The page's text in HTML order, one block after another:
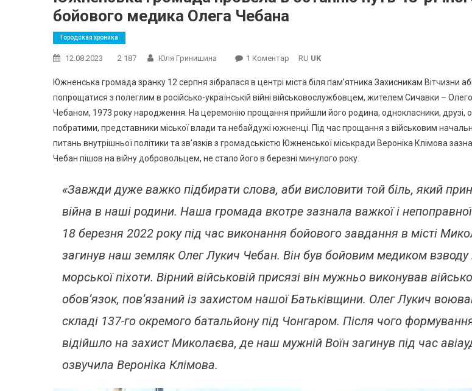
бойового медика Олега Чебана
Городская хроника
12.08.2023 2 187 Юля Гринишина 1 Коментар До
Громада
Провела
В
Останню
Путь
48-
Бойового
Олега
RU UK
Южненська громада зранку 12 серпня зібралася в центрі міста біля пам’ятника Захисникам Вітчизни
попрощатися з полеглим в російсько-українській війні військовослужбовцем, жителем Сичавки –
Чебаном, 1973 року народження. На церемонію прощання прийшли його родина, однокласники, друзі,
побратими, представники міської влади та небайдужі южненці. Під час прощання з військовим
питань внутрішньої політики та зв’язків з громадськістю Южненської міськради Вероніка Клімова
Чебан пішов на війну добровольцем, не стало його в березні минулого року.
«Завжди дуже важко підбирати слова, аби висловити той біль, який
війна в наші родини. Наша громада вкотре зазнала важкої і
18 березня 2022 року під час виконання бойового завдання в місті
загинув наш земляк Олег Лукич Чебан. Він був бойовим медиком взводу
морської піхоти. Вірний військовій присязі він мужньо виконував
обов’язок, пов’язаний із захистом нашої Батьківщини. Олег Лукич
складі 137-го окремого батальйону під Чонгаром. Після чого
відійшло на захист Миколаєва, де наш мужній Воїн загинув під час
озвучила Вероніка Клімова.